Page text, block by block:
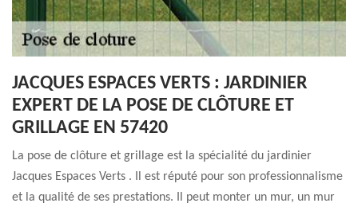
JACQUES ESPACES VERTS : JARDINIER
EXPERT DE LA POSE DE CLÔTURE ET
GRILLAGE EN 57420
La pose de clôture et grillage est la spécialité du jardinier
Jacques Espaces Verts . Il est réputé pour son professionnalisme
et la qualité de ses prestations. Il peut monter un mur, un mur